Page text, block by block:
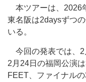
本ツアーは、2026
東名阪は2daysずつ
いる。
今回の発表では、2
2月24日の福岡公演
FEET、ファイナル